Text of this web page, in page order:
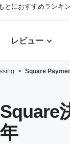
とにおすすめランキ
レビュー
> Square
Square
年